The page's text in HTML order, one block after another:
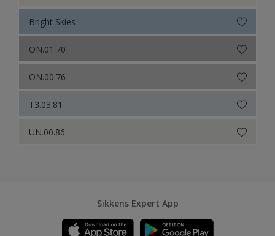
Bright Skies
ON.01.70
ON.00.76
T3.03.81
UN.00.86
Sikkens Expert App